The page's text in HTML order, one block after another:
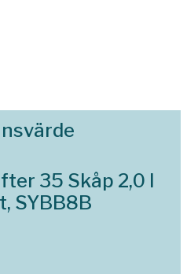
35 Skåp 2,0 l
SYBB8B